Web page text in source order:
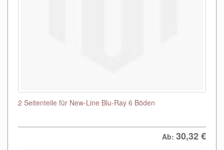
2 Seitenteile für New-Line Blu-Ray 6 Böden
Ab: 30,32€